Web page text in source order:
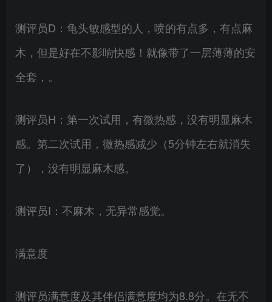
测评员D：龟头敏感型的人，喷的有点多，有点麻
木，但是好在不影响快感！就像带了一层薄薄的安
全套，。
测评员H：第一次试用，有微热感，没有明显麻木
感。第二次试用，微热感减少（5分钟左右就消失
了），没有明显麻木感。
测评员I：不麻木，无异常感觉。
满意度
测评员满意度及其伴侣满意度均为8.8分。在无不